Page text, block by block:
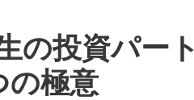
の投資パート
の極意